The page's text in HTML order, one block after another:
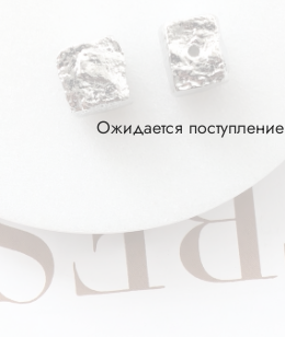
Ожидается поступление